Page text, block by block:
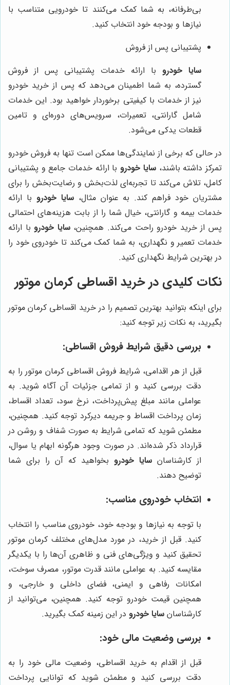
بی‌طرفانه، به شما کمک می‌کنند تا خودرویی متناسب با
نیازها و بودجه خود انتخاب کنید.
پشتیبانی پس از فروش
سایا خودرو با ارائه خدمات پشتیبانی پس از فروش
گسترده، به شما اطمینان می‌دهد که پس از خرید خودرو
نیز از خدمات با کیفیتی برخوردار خواهید بود. این خدمات
شامل گارانتی، تعمیرات، سرویس‌های دوره‌ای و تامین
قطعات یدکی می‌شود.
در حالی که برخی از نمایندگی‌ها ممکن است تنها به فروش خودرو
تمرکز داشته باشند،سایا خودروبا ارائه خدمات جامع و پشتیبانی
کامل، تلاش می‌کند تا تجربه‌ای لذت‌بخش و رضایت‌بخش را برای
مشتریان خود فراهم کند. به عنوان مثال،سایا خودرو با ارائه
خدمات بیمه و گارانتی، خیال شما را از بابت هزینه‌های احتمالی
پس از خرید خودرو راحت می‌کند. همچنین،سایا خودروبا ارائه
خدمات تعمیر و نگهداری، به شما کمک می‌کند تا خودروی خود را
در بهترین شرایط نگهداری کنید.
نکات کلیدی در خرید اقساطی کرمان موتور
برای اینکه بتوانید بهترین تصمیم را در خرید اقساطی کرمان موتور
بگیرید، به نکات زیر توجه کنید:
بررسی دقیق شرایط فروش اقساطی:
قبل از هر اقدامی، شرایط فروش اقساطی کرمان موتور را به
دقت بررسی کنید و از تمامی جزئیات آن آگاه شوید. به
عواملی مانند مبلغ پیش‌پرداخت، نرخ سود، تعداد اقساط،
زمان پرداخت اقساط و جریمه دیرکرد توجه کنید. همچنین،
مطمئن شوید که تمامی شرایط به صورت شفاف و روشن در
قرارداد ذکر شده‌اند. در صورت وجود هرگونه ابهام یا سوال،
از کارشناسان سایا خودرو بخواهید که آن را برای شما
توضیح دهند.
انتخاب خودروی مناسب:
با توجه به نیازها و بودجه خود، خودروی مناسب را انتخاب
کنید. قبل از خرید، در مورد مدل‌های مختلف کرمان موتور
تحقیق کنید و ویژگی‌های فنی و ظاهری آن‌ها را با یکدیگر
مقایسه کنید. به عواملی مانند قدرت موتور، مصرف سوخت،
امکانات رفاهی و ایمنی، فضای داخلی و خارجی، و
همچنین قیمت خودرو توجه کنید. همچنین، می‌توانید از
کارشناسان سایا خودرو در این زمینه کمک بگیرید.
بررسی وضعیت مالی خود:
قبل از اقدام به خرید اقساطی، وضعیت مالی خود را به
دقت بررسی کنید و مطمئن شوید که توانایی پرداخت